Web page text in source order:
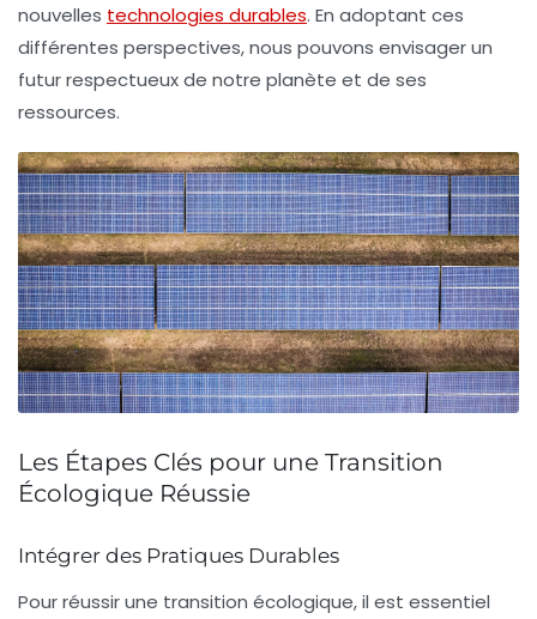
nouvelles technologies durables. En adoptant ces
différentes perspectives, nous pouvons envisager un
futur respectueux de notre planète et de ses
ressources.
Les Étapes Clés pour une Transition
Écologique Réussie
Intégrer des Pratiques Durables
Pour réussir une transition écologique, il est essentiel